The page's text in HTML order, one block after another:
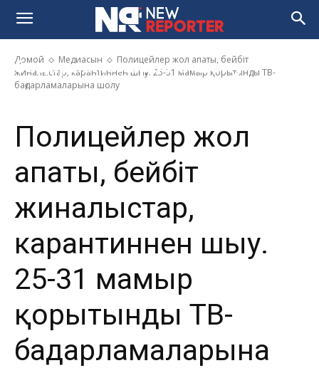
Домой Медиасын
Полицейлер жол апаты, бейбіт
жиналыстар, карантиннен шығу. 25-31 мамыр қорытынды ТВ-
бағдарламаларына шолу
карантиннен шығу. 25-31
мамыр қорытынды ТВ-
бағдарламаларына шолу
Полицейлер жол
апаты, бейбіт
жиналыстар,
карантиннен шығу.
25-31 мамыр
қорытынды ТВ-
бағдарламаларына